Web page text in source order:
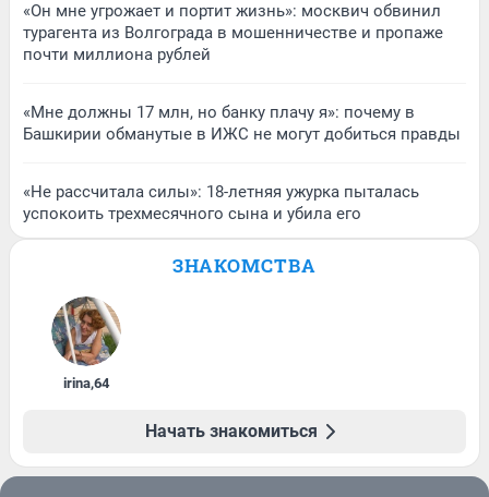
«Он мне угрожает и портит жизнь»: москвич обвинил
турагента из Волгограда в мошенничестве и пропаже
почти миллиона рублей
«Мне должны 17 млн, но банку плачу я»: почему в
Башкирии обманутые в ИЖС не могут добиться правды
«Не рассчитала силы»: 18-летняя ужурка пыталась
успокоить трехмесячного сына и убила его
ЗНАКОМСТВА
irina,64
Начать знакомиться